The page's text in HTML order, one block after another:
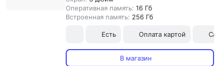
Оперативная память: 16 Гб
Встроенная память: 256 Гб
Есть Оплата картой
В магазин